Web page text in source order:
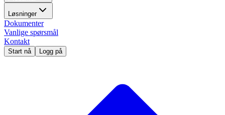
Løsninger
Dokumenter
Vanlige spørsmål
Kontakt
Start nå Logg på